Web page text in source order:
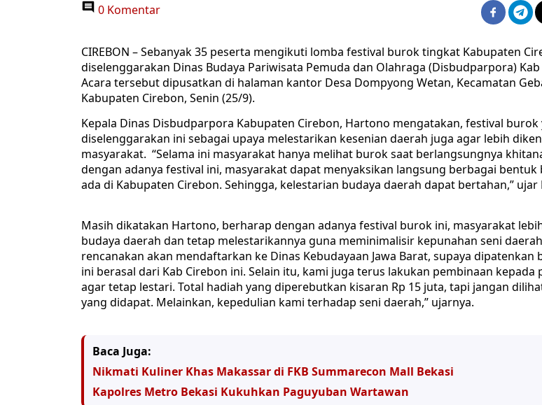
0 Komentar
CIREBON – Sebanyak 35 peserta mengikuti lomba festival burok tingkat Kabupaten
diselenggarakan Dinas Budaya Pariwisata Pemuda dan Olahraga (Disbudparpora)
Acara tersebut dipusatkan di halaman kantor Desa Dompyong Wetan, Kecamatan
Kabupaten Cirebon, Senin (25/9).
Kepala Dinas Disbudparpora Kabupaten Cirebon, Hartono mengatakan, festival burok
diselenggarakan ini sebagai upaya melestarikan kesenian daerah juga agar lebih
masyarakat. “Selama ini masyarakat hanya melihat burok saat berlangsungnya
dengan adanya festival ini, masyarakat dapat menyaksikan langsung berbagai bentuk
ada di Kabupaten Cirebon. Sehingga, kelestarian budaya daerah dapat bertahan,”
Masih dikatakan Hartono, berharap dengan adanya festival burok ini, masyarakat
budaya daerah dan tetap melestarikannya guna meminimalisir kepunahan seni
rencanakan akan mendaftarkan ke Dinas Kebudayaan Jawa Barat, supaya dipatenkan
ini berasal dari Kab Cirebon ini. Selain itu, kami juga terus lakukan pembinaan kepada
agar tetap lestari. Total hadiah yang diperebutkan kisaran Rp 15 juta, tapi jangan
yang didapat. Melainkan, kepedulian kami terhadap seni daerah,” ujarnya.
Baca Juga:
Nikmati Kuliner Khas Makassar di FKB Summarecon Mall Bekasi
Kapolres Metro Bekasi Kukuhkan Paguyuban Wartawan